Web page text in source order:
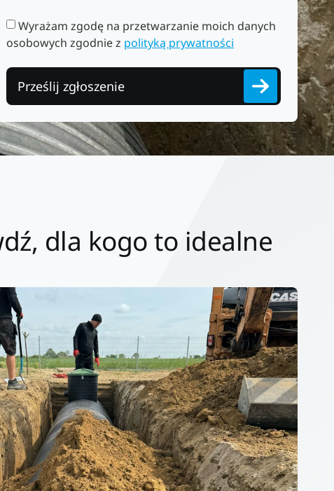
Wyrażam zgodę na przetwarzanie moich danych
osobowych zgodnie z polityką prywatności
Prześlij zgłoszenie
dla kogo to idealne